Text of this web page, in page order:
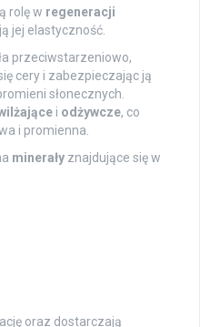
rolę w regeneracji
jej elastyczność.
przeciwstarzeniowo,
cery i zabezpieczając ją
słonecznych.
i odżywcze, co
i promienna.
minerały znajdujące się w
oraz dostarczają